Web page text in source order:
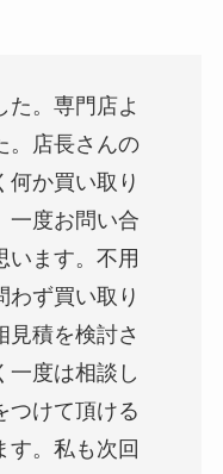
た。専門店よ
。店長さんの
何か買い取り
一度お問い合
います。不用
わず買い取り
見積を検討さ
一度は相談し
つけて頂ける
す。私も次回